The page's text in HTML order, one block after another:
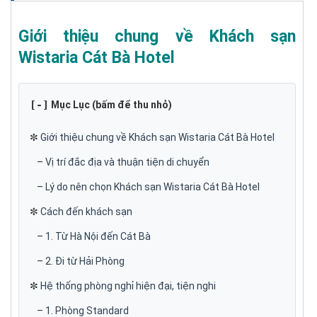
Giới thiệu chung về Khách sạn
Wistaria Cát Bà Hotel
[-] Mục Lục (bấm để thu nhỏ)
✼ Giới thiệu chung về Khách sạn Wistaria Cát Bà Hotel
– Vị trí đắc địa và thuận tiện di chuyển
– Lý do nên chọn Khách sạn Wistaria Cát Bà Hotel
✼ Cách đến khách sạn
– 1. Từ Hà Nội đến Cát Bà
– 2. Đi từ Hải Phòng
✼ Hệ thống phòng nghỉ hiện đại, tiện nghi
– 1. Phòng Standard